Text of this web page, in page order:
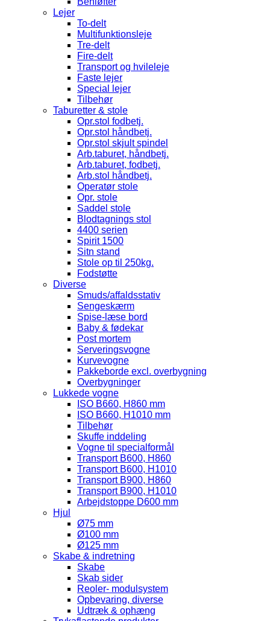
Lejer
To-delt
Multifunktionsleje
Tre-delt
Fire-delt
Transport og hvileleje
Faste lejer
Special lejer
Tilbehør
Taburetter & stole
Opr.stol fodbetj.
Opr.stol håndbetj.
Opr.stol skjult spindel
Arb.taburet, håndbetj.
Arb.taburet, fodbetj.
Arb.stol håndbetj.
Operatør stole
Opr. stole
Saddel stole
Blodtagnings stol
4400 serien
Spirit 1500
Sitn stand
Stole op til 250kg.
Fodstøtte
Diverse
Smuds/affaldsstativ
Sengeskærm
Spise-læse bord
Baby & fødekar
Post mortem
Serveringsvogne
Kurvevogne
Pakkeborde excl. overbygning
Overbygninger
Lukkede vogne
ISO B660, H860 mm
ISO B660, H1010 mm
Tilbehør
Skuffe inddeling
Vogne til specialformål
Transport B600, H860
Transport B600, H1010
Transport B900, H860
Transport B900, H1010
Arbejdstoppe D600 mm
Hjul
Ø75 mm
Ø100 mm
Ø125 mm
Skabe & indretning
Skabe
Skab sider
Reoler- modulsystem
Opbevaring, diverse
Udtræk & ophæng